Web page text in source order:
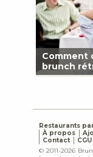
Comment
brunch
Restaurants
À propos
Contact
CGU
© 2011-2026